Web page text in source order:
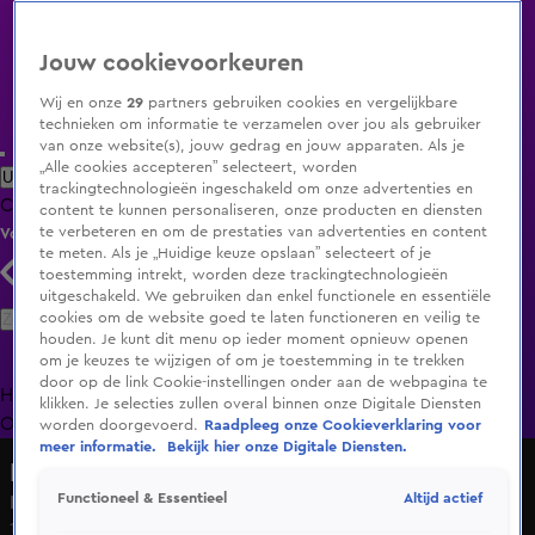
Uitzending Gemist Populaire programma's Zenders Genres
ClipsFilmsRadioSmart TV inlogShop
Volg KIJK
Zoeken
HomeUitzending Gemist Programma's De Bondgenoten
OranjezomerLivestreamsShop
Igmar in paniek tijdens het bergbeklimmen
19 jan 2025, 20:30
Jouw cookievoorkeuren
Wij en onze29 partners gebruiken cookies en vergelijkbare
technieken om informatie te verzamelen over jou als gebruiker
van onze website(s), jouw gedrag en jouw apparaten. Als je
„Alle cookies accepteren” selecteert, worden
trackingtechnologieën ingeschakeld om onze advertenties en
content te kunnen personaliseren, onze producten en diensten
te verbeteren en om de prestaties van advertenties en content
te meten. Als je „Huidige keuze opslaan” selecteert of je
toestemming intrekt, worden deze trackingtechnologieën
uitgeschakeld. We gebruiken dan enkel functionele en essentiële
cookies om de website goed te laten functioneren en veilig te
houden. Je kunt dit menu op ieder moment opnieuw openen
om je keuzes te wijzigen of om je toestemming in te trekken
door op de link Cookie-instellingen onder aan de webpagina te
klikken. Je selecties zullen overal binnen onze Digitale Diensten
worden doorgevoerd.
Raadpleeg onze Cookieverklaring voor
meer informatie.
Bekijk hier onze Digitale Diensten.
Functioneel & Essentieel Altijd actief